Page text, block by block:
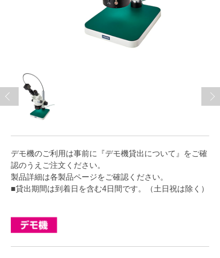
デモ機のご利用は事前に 『デモ機貸出について』
をご確
認のうえご注文ください。
製品詳細は各製品ページをご確認ください。
■貸出期間は到着日を含む4日間です。（土日祝は除く）